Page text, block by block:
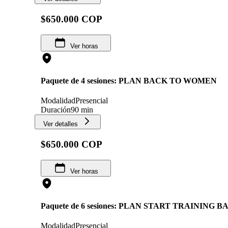
$650.000 COP
Ver horas
Paquete de 4 sesiones: PLAN BACK TO WOMEN
ModalidadPresencial
Duración90 min
Ver detalles
$650.000 COP
Ver horas
Paquete de 6 sesiones: PLAN START TRAINING
ModalidadPresencial